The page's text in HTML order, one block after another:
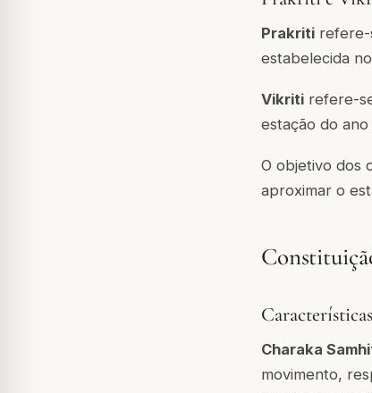
Prakriti refere-
estabelecida
Vikriti refere-
estação do
O objetivo dos
aproximar o
Charaka
movimento,